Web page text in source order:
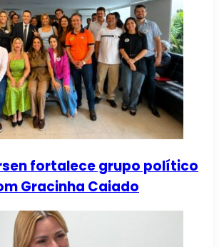
fortalece grupo político
Gracinha Caiado